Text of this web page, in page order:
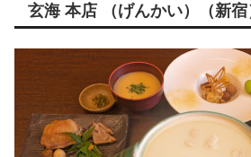
玄海 本店 （げんかい）（新宿